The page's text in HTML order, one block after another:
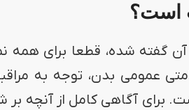
است؟
آن گفته شده، قطعا برای همه
عمومی بدن، توجه به
برای آگاهی کامل از آنچه